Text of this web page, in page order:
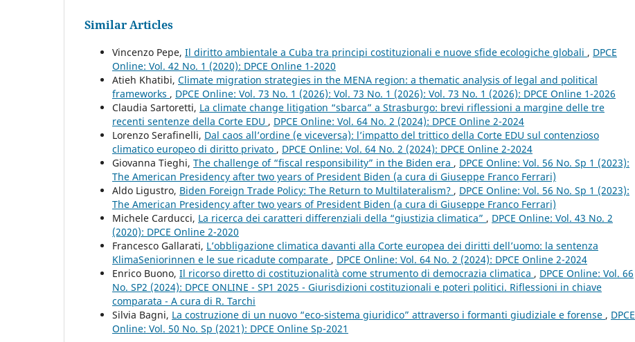
Similar Articles
Vincenzo Pepe, Il diritto ambientale a Cuba tra principi costituzionali e nuove sfide ecologiche globali , DPCE
Online: Vol. 42 No. 1 (2020): DPCE Online 1-2020
Atieh Khatibi, Climate migration strategies in the MENA region: a thematic analysis of legal and political
frameworks , DPCE Online: Vol. 73 No. 1 (2026): Vol. 73 No. 1 (2026): Vol. 73 No. 1 (2026): DPCE Online 1-2026
Claudia Sartoretti, La climate change litigation “sbarca” a Strasburgo: brevi riflessioni a margine delle tre
recenti sentenze della Corte EDU , DPCE Online: Vol. 64 No. 2 (2024): DPCE Online 2-2024
Lorenzo Serafinelli, Dal caos all’ordine (e viceversa): l’impatto del trittico della Corte EDU sul contenzioso
climatico europeo di diritto privato , DPCE Online: Vol. 64 No. 2 (2024): DPCE Online 2-2024
Giovanna Tieghi, The challenge of “fiscal responsibility” in the Biden era , DPCE Online: Vol. 56 No. Sp 1 (2023):
The American Presidency after two years of President Biden (a cura di Giuseppe Franco Ferrari)
Aldo Ligustro, Biden Foreign Trade Policy: The Return to Multilateralism? , DPCE Online: Vol. 56 No. Sp 1 (2023):
The American Presidency after two years of President Biden (a cura di Giuseppe Franco Ferrari)
Michele Carducci, La ricerca dei caratteri differenziali della “giustizia climatica” , DPCE Online: Vol. 43 No. 2
(2020): DPCE Online 2-2020
Francesco Gallarati, L’obbligazione climatica davanti alla Corte europea dei diritti dell’uomo: la sentenza
KlimaSeniorinnen e le sue ricadute comparate , DPCE Online: Vol. 64 No. 2 (2024): DPCE Online 2-2024
Enrico Buono, Il ricorso diretto di costituzionalità come strumento di democrazia climatica , DPCE Online: Vol. 66
No. SP2 (2024): DPCE ONLINE - SP1 2025 - Giurisdizioni costituzionali e poteri politici. Riflessioni in chiave
comparata - A cura di R. Tarchi
Silvia Bagni, La costruzione di un nuovo “eco-sistema giuridico” attraverso i formanti giudiziale e forense , DPCE
Online: Vol. 50 No. Sp (2021): DPCE Online Sp-2021